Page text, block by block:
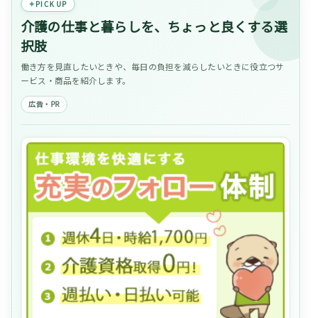
PICK UP
介護の仕事と暮らしを、ちょっと良くする選
択肢
働き方を見直したいときや、毎日の負担を減らしたいときに役立つサ
ービス・商品を紹介します。
広告・PR